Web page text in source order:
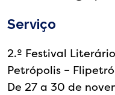
Serviço
2.º Festival
Petrópolis –
De 27 a 30 de